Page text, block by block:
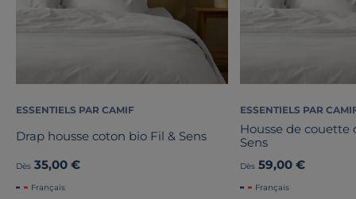
ESSENTIELS PAR CAMIF
Drap housse coton bio Fil & Sens
Dès 35,00 €
Français
ESSENTIELS PAR
Housse de couette
Sens
Dès 59,00 €
Français